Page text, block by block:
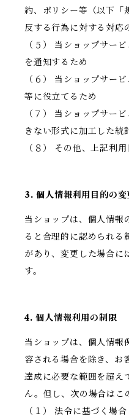
約、ポリシー等（以下「
反する行為に対する対応
（５） 当ショップサー
を通知するため
（６） 当ショップサー
等に役立てるため
（７） 当ショップサー
きない形式に加工した統
（８） その他、上記利
3. 個人情報利用目的の変
当ショップは、個人情報
ると合理的に認められる
があり、変更した場合に
す。
4. 個人情報利用の制限
当ショップは、個人情報
容される場合を除き、お
達成に必要な範囲を超え
ん。但し、次の場合はこ
（１） 法令に基づく場合